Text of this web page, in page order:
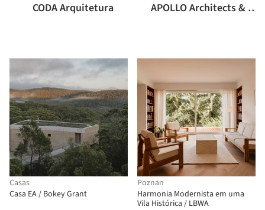
CODA Arquitetura APOLLO Architects & Associates
Casas
Casa EA / Bokey Grant
Poznan
Harmonia Modernista em uma
Vila Histórica / LBWA